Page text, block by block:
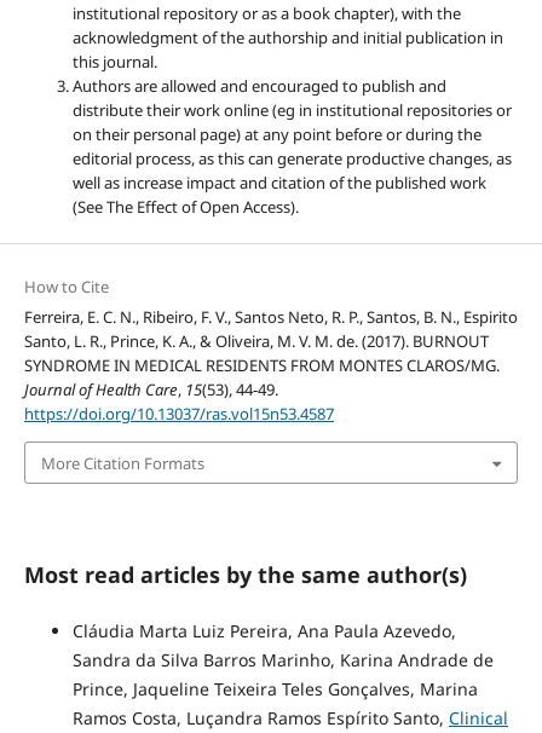
institutional repository or as a book chapter), with the
acknowledgment of the authorship and initial publication in
this journal.
Authors are allowed and encouraged to publish and
distribute their work online (eg in institutional repositories or
on their personal page) at any point before or during the
editorial process, as this can generate productive changes, as
well as increase impact and citation of the published work
(See The Effect of Open Access).
How to Cite
Ferreira, E. C. N., Ribeiro, F. V., Santos Neto, R. P., Santos, B. N., Espirito
Santo, L. R., Prince, K. A., & Oliveira, M. V. M. de. (2017). BURNOUT
SYNDROME IN MEDICAL RESIDENTS FROM MONTES CLAROS/MG.
Journal of Health Care, 15(53), 44-49.
https://doi.org/10.13037/ras.vol15n53.4587
More Citation Formats
Most read articles by the same author(s)
Cláudia Marta Luiz Pereira, Ana Paula Azevedo,
Sandra da Silva Barros Marinho, Karina Andrade de
Prince, Jaqueline Teixeira Teles Gonçalves, Marina
Ramos Costa, Luçandra Ramos Espírito Santo, Clinical